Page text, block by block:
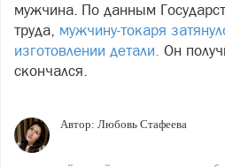
мужчина. По данным
труда, мужчину-токаря
изготовлении детали. Он
скончался.
Автор: Любовь Стафеева